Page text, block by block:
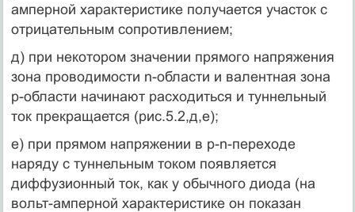
амперной характеристике получается участок с
отрицательным сопротивлением;
д) при некотором значении прямого напряжения
зона проводимости n-области и валентная зона
р-области начинают расходиться и туннельный
ток прекращается (рис.5.2,д,е);
е) при прямом напряжении в р-n-переходе
наряду с туннельным током появляется
диффузионный ток, как у обычного диода (на
вольт-амперной характеристике он показан